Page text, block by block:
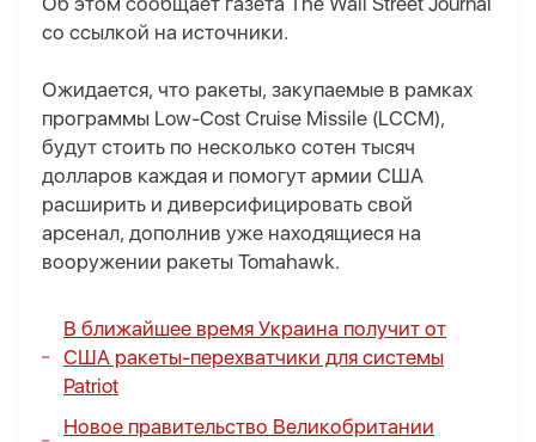
со ссылкой на источники.
Ожидается, что ракеты, закупаемые в рамках
программы Low-Cost Cruise Missile (LCCM),
будут стоить по несколько сотен тысяч
долларов каждая и помогут армии США
расширить и диверсифицировать свой
арсенал, дополнив уже находящиеся на
вооружении ракеты Tomahawk.
В ближайшее время Украина получит от
США ракеты-перехватчики для системы
Patriot
Новое правительство Великобритании